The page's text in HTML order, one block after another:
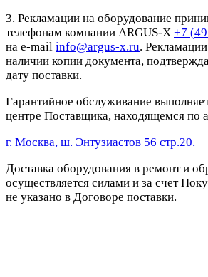
3. Рекламации на оборудование
телефонам компании ARGUS-X +7
на e-mail info@argus-x.ru.
наличии копии документа,
дату поставки.
Гарантийное обслуживание
центре Поставщика, находящемся по
г. Москва, ш. Энтузиастов 56 стр.20.
Доставка оборудования в ремонт и
осуществляется силами и за счет
не указано в Договоре поставки.